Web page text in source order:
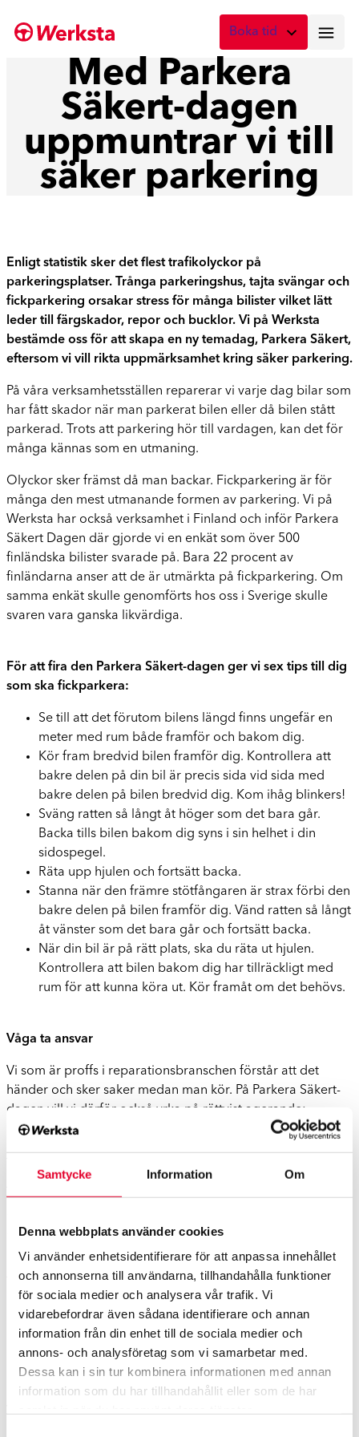
Samtycke Information Om
Denna webbplats använder cookies
Vi använder enhetsidentifierare för att anpassa innehållet
och annonserna till användarna, tillhandahålla funktioner
för sociala medier och analysera vår trafik. Vi
vidarebefordrar även sådana identifierare och annan
information från din enhet till de sociala medier och
annons- och analysföretag som vi samarbetar med.
Dessa kan i sin tur kombinera informationen med annan
information som du har tillhandahållit eller som de har
till
Boka tid
Vad önskar du att boka?
Digital skadebesiktning
Fota skadan med mobilen
Skadebesiktning på verkstad
Boka tid här
Lagning av stenskott
Boka reparation av vindruta
Byte av vindruta
Boka byte av vindruta
Med Parkera
Säkert-dagen
uppmuntrar vi till
säker parkering
Enligt statistik sker det flest trafikolyckor på
parkeringsplatser. Trånga parkeringshus, tajta svängar och
fickparkering orsakar stress för många bilister vilket lätt
leder till färgskador, repor och bucklor. Vi på Werksta
bestämde oss för att skapa en ny temadag, Parkera Säkert,
eftersom vi vill rikta uppmärksamhet kring säker parkering.
På våra verksamhetsställen reparerar vi varje dag bilar som
har fått skador när man parkerat bilen eller då bilen stått
parkerad. Trots att parkering hör till vardagen, kan det för
många kännas som en utmaning.
Olyckor sker främst då man backar. Fickparkering är för
många den mest utmanande formen av parkering. Vi på
Werksta har också verksamhet i Finland och inför Parkera
Säkert Dagen där gjorde vi en enkät som över 500
finländska bilister svarade på. Bara 22 procent av
finländarna anser att de är utmärkta på fickparkering. Om
samma enkät skulle genomförts hos oss i Sverige skulle
svaren vara ganska likvärdiga.
För att fira den Parkera Säkert-dagen ger vi sex tips till dig
som ska fickparkera:
Se till att det förutom bilens längd finns ungefär en
meter med rum både framför och bakom dig.
Kör fram bredvid bilen framför dig. Kontrollera att
bakre delen på din bil är precis sida vid sida med
bakre delen på bilen bredvid dig. Kom ihåg blinkers!
Sväng ratten så långt åt höger som det bara går.
Backa tills bilen bakom dig syns i sin helhet i din
sidospegel.
Räta upp hjulen och fortsätt backa.
Stanna när den främre stötfångaren är strax förbi den
bakre delen på bilen framför dig. Vänd ratten så långt
åt vänster som det bara går och fortsätt backa.
När din bil är på rätt plats, ska du räta ut hjulen.
Kontrollera att bilen bakom dig har tillräckligt med
rum för att kunna köra ut. Kör framåt om det behövs.
Våga ta ansvar
Vi som är proffs i reparationsbranschen förstår att det
händer och sker saker medan man kör. På Parkera Säkert-
dagen vill vi därför också yrka på rättvist agerande:
Om du skadar ett annat fordon medan du parkerar ska du
Tyvärr smiter allt fler från ansvar efter att ha orsakat en
siffror från polisen somSVT NyheterVästerbotten tagit del
av. Tusentals fler bilägare drabbas varje år.
Trafikförsäkringsföreningen, som ansvarar för reglering av
parkeringsskador orsakade av okända fordon, godkände
under 2017 hela 21 500 skador till en kostnad på omkring
en kvarts miljard kronor. Det tråkiga här är att personerna
som smiter tvingar oss andra att stå för kostnaderna i form
av högre fordonsförsäkringspremier.
Visste du förresten, att det alltid lönar sig att göra en